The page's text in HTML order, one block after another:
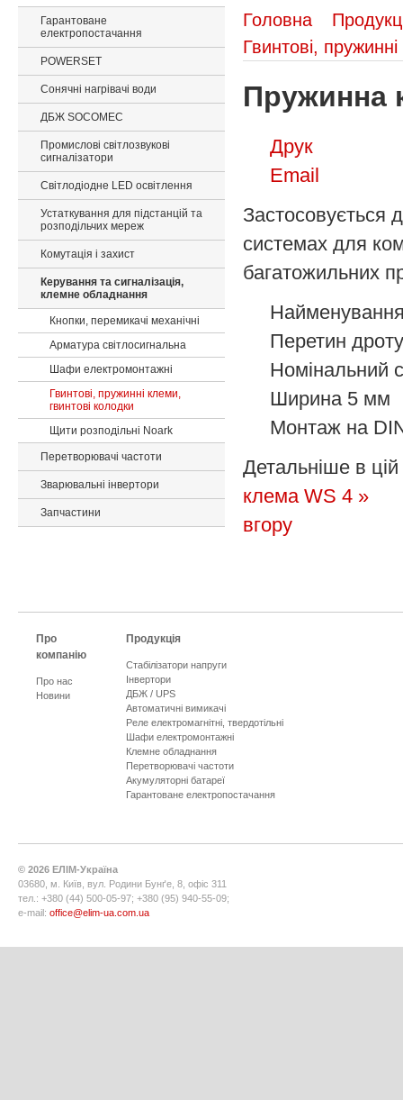
Головна
Гвинтові,
Пружинна
Друк
Email
Застосовується
системах для
багатожильних
Перетин дроту
Номінальний
Ширина 5 мм
Монтаж на
Детальніше в цій
клема WS 4 »
вгору
Гарантоване
електропостачання
POWERSET
Сонячні нагрівачі води
ДБЖ SOCOMEC
Промислові світлозвукові
сигналізатори
Світлодіодне LED освітлення
Устаткування для підстанцій та
розподільчих мереж
Комутація і захист
Керування та сигналізація,
клемне обладнання
Кнопки, перемикачі механічні
Арматура світлосигнальна
Шафи електромонтажні
Гвинтові, пружинні клеми,
гвинтові колодки
Щити розподільні Noark
Перетворювачі частоти
Зварювальні інвертори
Запчастини
Про
компанію
Про нас
Новини
Продукція
Стабілізатори напруги
Інвертори
ДБЖ / UPS
Автоматичні вимикачі
Реле електромагнітні, твердотільні
Шафи електромонтажні
Клемне обладнання
Перетворювачі частоти
Акумуляторні батареї
Гарантоване електропостачання
© 2026 ЕЛІМ-Україна
03680, м. Київ, вул. Родини Бунґе, 8, офіс 311
тел.: +380 (44) 500-05-97; +380 (95) 940-55-09;
e-mail: office@elim-ua.com.ua